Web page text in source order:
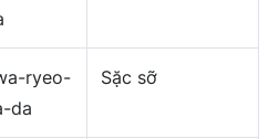
ryeo-
da
Sặc sỡ